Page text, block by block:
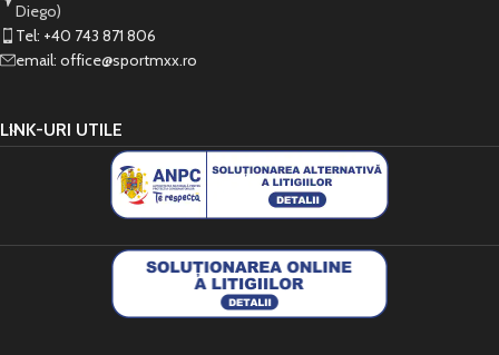
Diego)
Tel: +40 743 871 806
email: office@sportmxx.ro
LINK-URI UTILE